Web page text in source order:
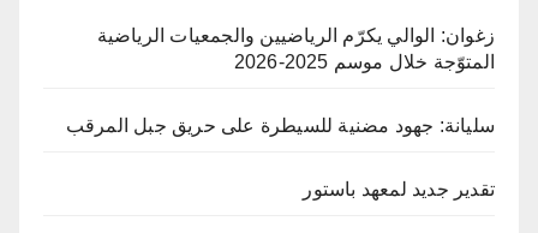
زغوان: الوالي يكرّم الرياضيين والجمعيات الرياضية
المتوّجة خلال موسم 2025-2026
سليانة: جهود مضنية للسيطرة على حريق جبل المرقب
تقدير جديد لمعهد باستور